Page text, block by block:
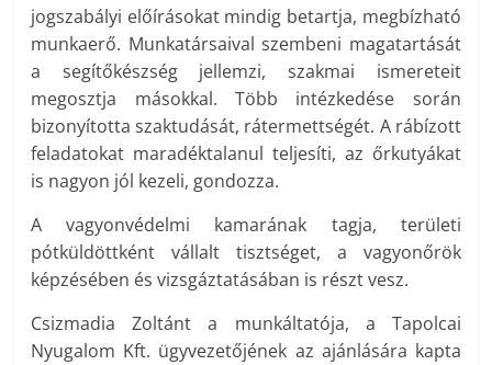
jogszabályi előírásokat mindig betartja, megbízható
munkaerő. Munkatársaival szembeni magatartását
a segítőkészség jellemzi, szakmai ismereteit
megosztja másokkal. Több intézkedése során
bizonyította szaktudását, rátermettségét. A rábízott
feladatokat maradéktalanul teljesíti, az őrkutyákat
is nagyon jól kezeli, gondozza.
A vagyonvédelmi kamarának tagja, területi
pótküldöttként vállalt tisztséget, a vagyonőrök
képzésében és vizsgáztatásában is részt vesz.
Csizmadia Zoltánt a munkáltatója, a Tapolcai
Nyugalom Kft. ügyvezetőjének az ajánlására kapta